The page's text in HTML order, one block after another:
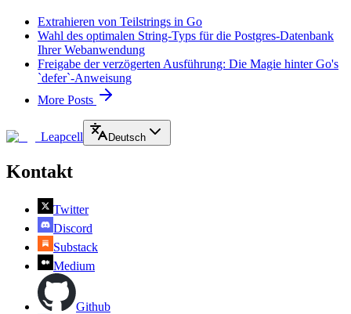
Extrahieren von Teilstrings in Go
Wahl des optimalen String-Typs für die Postgres-Datenbank
Ihrer Webanwendung
Freigabe der verzögerten Ausführung: Die Magie hinter Go's
`defer`-Anweisung
More Posts
Leapcell Deutsch
Kontakt
Twitter
Discord
Substack
Medium
Github